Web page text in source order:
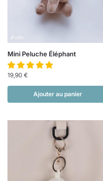
Mini Peluche Éléphant
19,90 €
Ajouter au panier